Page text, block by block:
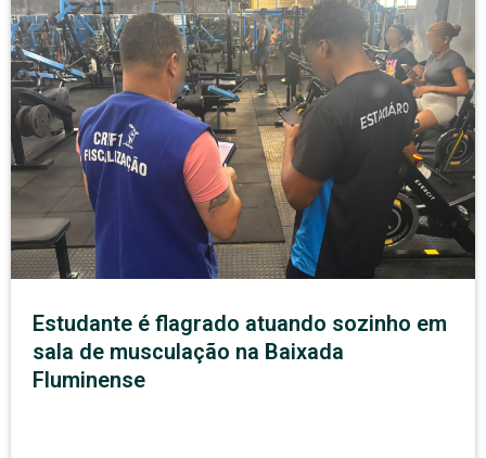
Estudante é flagrado atuando sozinho em
sala de musculação na Baixada
Fluminense